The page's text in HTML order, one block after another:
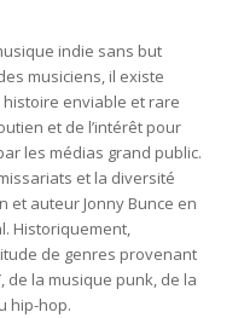
indie sans but
musiciens, il existe
enviable et rare
et de l’intérêt pour
les médias grand public.
et la diversité
et auteur Jonny Bunce en
Historiquement,
de genres provenant
de la musique punk, de la
hip-hop.